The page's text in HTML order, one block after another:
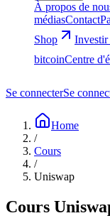
À propos de
médiasContact
Shop
bitcoinCentre
Se connecterSe
Home
/
Cours
/
Uniswap
Cours